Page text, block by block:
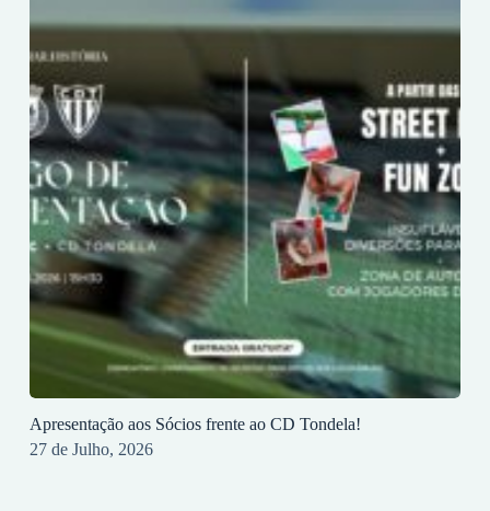
Apresentação aos Sócios frente ao CD Tondela!
27 de Julho, 2026